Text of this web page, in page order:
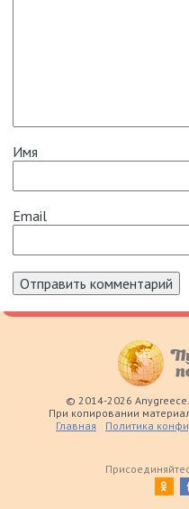
Имя
Email
© 2014-2026
При копировании
Главная
Политика